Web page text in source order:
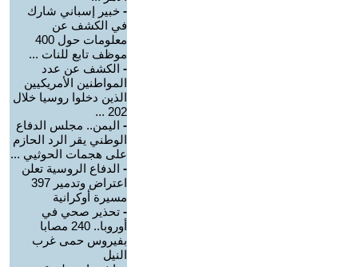
- خبير إسباني شارك
في الكشف عن
معلومات حول 400
موظف تابع للنات ...
- الكشف عن عدد
المواطنين الأمريكيين
الذين دخلوا روسيا خلال
202 ...
- اليمن.. مجلس الدفاع
الوطني يقر الرد الحازم
على هجمات الحوثيي ...
- الدفاع الروسية تعلن
اعتراض وتدمير 397
مسيرة أوكرانية
- تحذير صحي في
أوروبا.. 240 مصابا
بفيروس حمى غرب
النيل